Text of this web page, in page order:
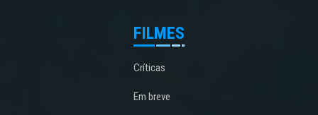
FILMES
Críticas
Em breve